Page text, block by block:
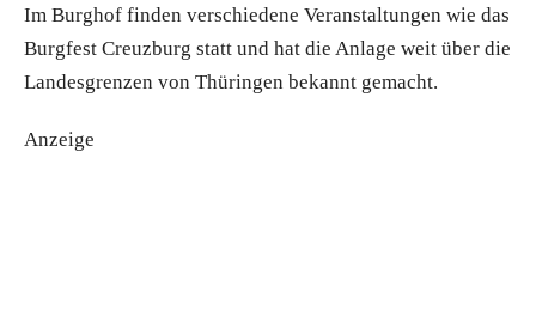
Im Burghof finden verschiedene Veranstaltungen wie das
Burgfest Creuzburg statt und hat die Anlage weit über die
Landesgrenzen von Thüringen bekannt gemacht.
Anzeige